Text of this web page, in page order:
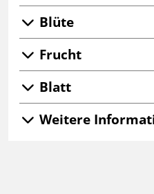
Blüte
Frucht
Blatt
Weitere